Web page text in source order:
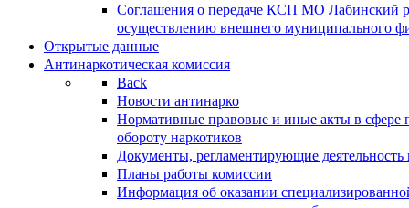
Соглашения о передаче КСП МО Лабинский
осуществлению внешнего муниципального
Открытые данные
Антинаркотическая комиссия
Back
Новости антинарко
Нормативные правовые и иные акты в сфере
обороту наркотиков
Документы, регламентирующие деятельность
Планы работы комиссии
Информация об оказании